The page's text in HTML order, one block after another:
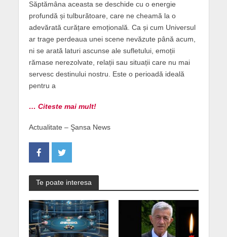
Săptămâna aceasta se deschide cu o energie
profundă și tulburătoare, care ne cheamă la o
adevărată curățare emoțională. Ca și cum Universul
ar trage perdeaua unei scene nevăzute până acum,
ni se arată laturi ascunse ale sufletului, emoții
rămase nerezolvate, relații sau situații care nu mai
servesc destinului nostru. Este o perioadă ideală
pentru a
… Citeste mai mult!
Actualitate – Şansa News
Te poate interesa